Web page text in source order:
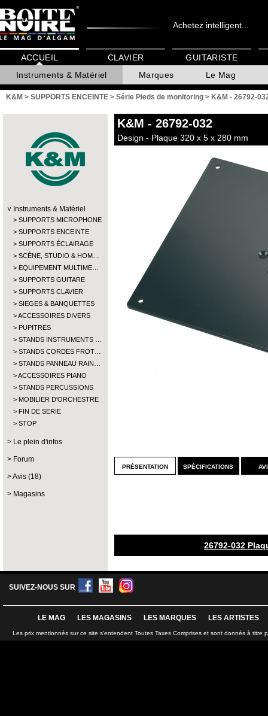
Achetez intelligent...
ACCUEIL
Instruments & Matériel
Marques Le Mag
CLAVIER GUITARISTE
K&M > SUPPORTS ENCEINTE > Série Pieds de monitoring > K&M - 26792-
Instruments & Matériel
SUPPORTS MICROPHONE
SUPPORTS ENCEINTE
SUPPORTS ÉCLAIRAGE
SCÈNE, STUDIO & HOM…
EQUIPEMENT MULTIME…
SUPPORTS GUITARE
SUPPORTS CLAVIER
SIEGES & BANQUETTES
ACCESSOIRES DIVERS
PUPITRES
STANDS INSTRUMENTS …
STANDS CORDES FROT…
STANDS PANNEAU RAIN…
ACCESSOIRES PIANO
STANDS PERCUSSIONS
MOBILIER D'ORCHESTRE
FIN DE SERIE
STOP
Le plein d'infos
Forum
Avis (18)
Magasins
K&M - 26792-032
Design - Plaque 320 x 5 x 280 mm
présentation spécifications
26792-032
SUIVEZ-NOUS SUR
LE MAG LES MAGASINS LES MARQUES LES ARTISTES
Les prix mentionnés sur ce site s'entendent Toutes Taxes Comprises et sont donnés à